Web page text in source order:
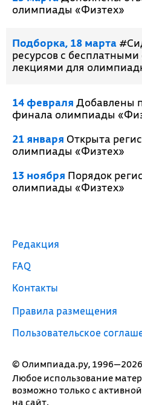
олимпиады «Физтех»
Подборка, 18 марта
ресурсов с
лекциями для
14 февраля Добавлены
финала олимпиады
21 января Открыта
олимпиады «Физтех»
13 ноября Порядок
олимпиады «Физтех»
© Олимпиада.ру, 1996—2026
Любое использование
возможно только с
на сайт.
Редакция
FAQ
Контакты
Правила размещения
Пользовательское